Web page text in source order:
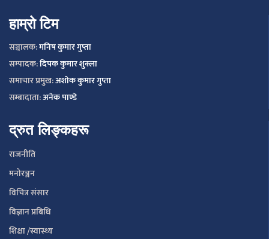
हाम्रो टिम
सञ्चालक:मनिष कुमार गुप्ता
सम्पादक:दिपक कुमार शुक्ला
समाचार प्रमुख:अशाेक कुमार गुप्ता
सम्बादाता:अनेक पाण्डे
द्रुत लिङ्कहरू
राजनीति
मनोरञ्जन
विचित्र संसार
विज्ञान प्रबिधि
शिक्षा /स्वास्थ्य